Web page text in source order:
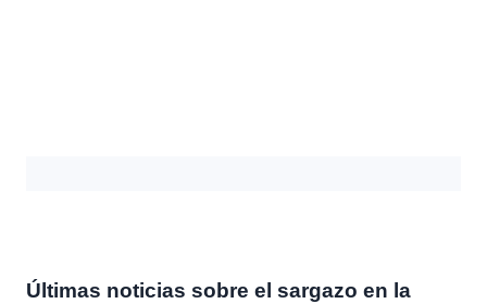
Últimas noticias sobre el sargazo en la